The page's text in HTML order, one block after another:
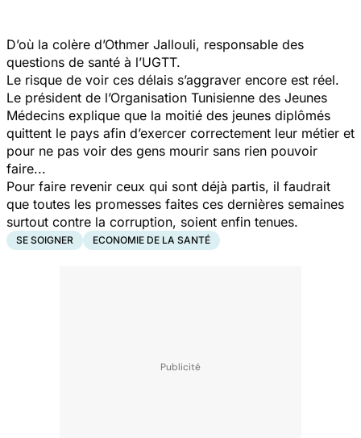
D’où la colère d’Othmer Jallouli, responsable des
questions de santé à l’UGTT.
Le risque de voir ces délais s’aggraver encore est réel.
Le président de l’Organisation Tunisienne des Jeunes
Médecins explique que la moitié des jeunes diplômés
quittent le pays afin d’exercer correctement leur métier et
pour ne pas voir des gens mourir sans rien pouvoir
faire...
Pour faire revenir ceux qui sont déjà partis, il faudrait
que toutes les promesses faites ces dernières semaines
surtout contre la corruption, soient enfin tenues.
SE SOIGNER ECONOMIE DE LA SANTÉ